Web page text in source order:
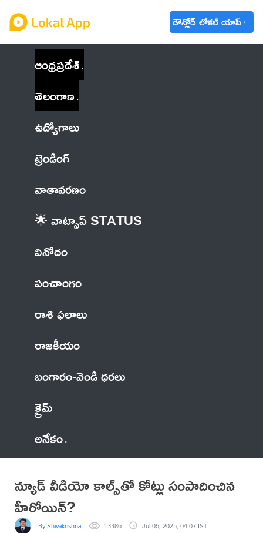
డౌన్లోడ్ లోకల్ యాప్
ఆంధ్రప్రదేశ్
తెలంగాణ
ఉద్యోగాలు
ట్రెండింగ్
వాతావరణం
🌟 వాట్సాప్ STATUS
వినోదం
పంచాంగం
రాశి ఫలాలు
రాజకీయం
బంగారం-వెండి ధరలు
క్రైమ్
అనేకం
న్యూడ్ వీడియో కాల్స్‌తో కోట్లు సంపాదించిన
హీరోయిన్?
By Shivakrishna 13386 Jul 05, 2025, 04:07 IST